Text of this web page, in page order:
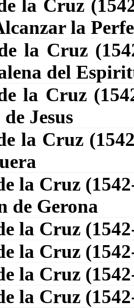
la Cruz
la
la Cruz
del
la Cruz
Jesus
la Cruz
la Cruz
de Gerona
la Cruz
la Cruz
la Cruz
la Cruz